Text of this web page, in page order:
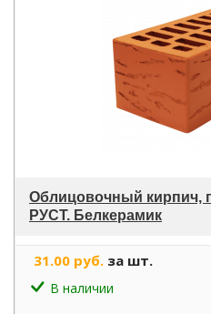
Облицовочный кирпич,
РУСТ. Белкерамик
31.00 руб. за шт.
В наличии